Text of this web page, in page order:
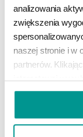
analizowania
zwiększenia
naszej stronie i w
partnerów.
internetowej
komunikatu,
poza
prywatności,
na swoim
DROPINGO